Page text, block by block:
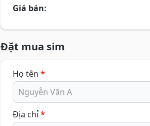
Giá bán:
Đặt mua sim
Họ tên *
Địa chỉ*